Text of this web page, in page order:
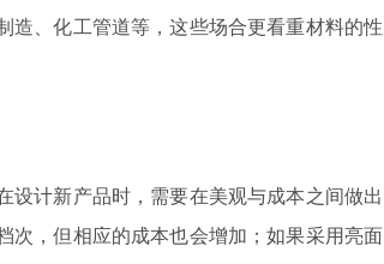
造、化工管道等，这些场合更看重材料的性
设计新产品时，需要在美观与成本之间做出
次，但相应的成本也会增加；如果采用亮面